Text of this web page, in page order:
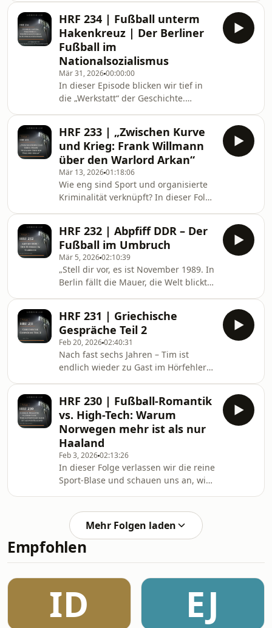
verbunden sind.
HRF 234 | Fußball unterm
Hakenkreuz | Der Berliner
Fußball im
Nationalsozialismus
Mär 31, 202600:00:00
In dieser Episode blicken wir tief in
die „Werkstatt“ der Geschichte.
Schneider besprechen wir die
wissenschaftliche Aufarbeitung der
NS-Vergangenheit des Berliner
Fußball-Verbands. Es geht um den
mühsamen Weg durch lückenhafte
Archive, die „Lebenslügen“ der
Nachkriegszeit und die Frage, warum
Verantwortung niemals delegierbar
ist. Die
HRF 233 | „Zwischen Kurve
und Krieg: Frank Willmann
über den Warlord Arkan“
Mär 13, 202601:18:06
Wie eng sind Sport und organisierte
Kriminalität verknüpft? In dieser Folge
Zeitzeuge Frank Willmann berichtet
von seiner jahrelangen Recherche
über eine der schillerndsten und
zugleich grausamsten Figuren der
Zeitgeschichte: Željko Ražnatović,
besser bekannt als Arkan. Vom
Bankräuber zum Anführer der
berüchtigten paramilitär
HRF 232 | Abpfiff DDR – Der
Fußball im Umbruch
Mär 5, 202602:10:39
„Stell dir vor, es ist November 1989. In
Berlin fällt die Mauer, die Welt blickt
Fußball vor einer ungewissen
Zukunft. Während die Menschen auf
den Straßen für Freiheit
demonstrieren, kämpfen die Vereine
der DDR-Oberliga um ihre nackte
Existenz und den Sprung in den
gesamtdeutschen Profifußball. Es war
eine Zeit zwischen Euphorie u
HRF 231 | Griechische
Gespräche Teil 2
Feb 20, 202602:40:31
Nach fast sechs Jahren – Tim ist
endlich wieder zu Gast im Hörfehler-
nun ist Tim wieder da. Tim ist nicht
nur ein wandelndes Lexikon der Ultra-
Kultur, sondern auch ehemaliges
Redaktionsmitglied von Blickfang
Ultra. Mit rund 4.000 besuchten
Grounds und dem Besuch aller
Erstliga-Stadien in Griechenland hat
er eine Expertise, die in
HRF 230 | Fußball-Romantik
vs. High-Tech: Warum
Norwegen mehr ist als nur
Haaland
Feb 3, 202602:13:26
In dieser Folge verlassen wir die reine
Sport-Blase und schauen uns an, wie
Rivalität in Oslo bis hin zur Frage,
warum man ohne Handy in Norwegen
eigentlich gar nicht existiert. Das
Derby der Gegensätze: Vålerenga vs.
von Oslo: Arbeiterklasse aus dem
Osten gegen die „Schickeria“ aus dem
Westen
Mehr Folgen laden
Empfohlen
ID EJ